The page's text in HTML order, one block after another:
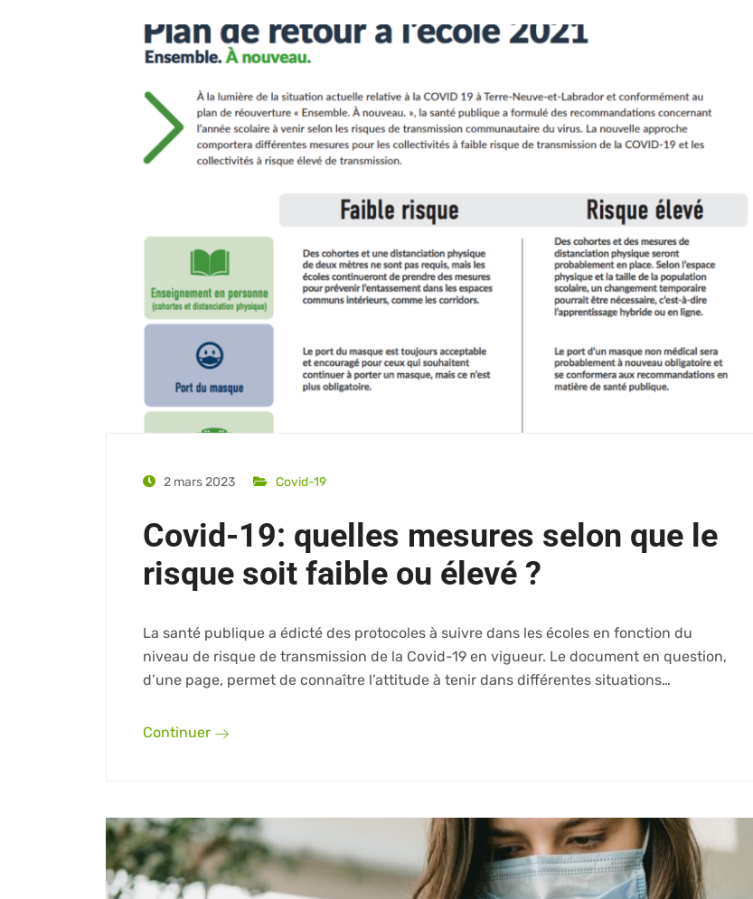
2 mars 2023 Covid-19
Covid-19: quelles mesures selon que le
risque soit faible ou élevé ?
La santé publique a édicté des protocoles à suivre dans les écoles en fonction du
niveau de risque de transmission de la Covid-19 en vigueur. Le document en question,
d’une page, permet de connaître l’attitude à tenir dans différentes situations…
Continuer